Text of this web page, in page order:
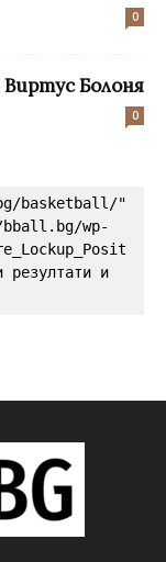
0
Болоня
0
basketball/"
wp-
резултати и